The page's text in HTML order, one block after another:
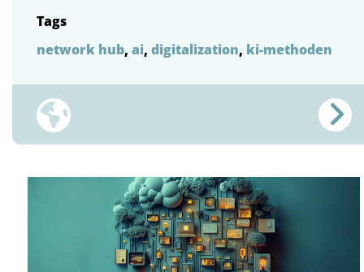
Tags
network hub, ai, digitalization, ki-methoden